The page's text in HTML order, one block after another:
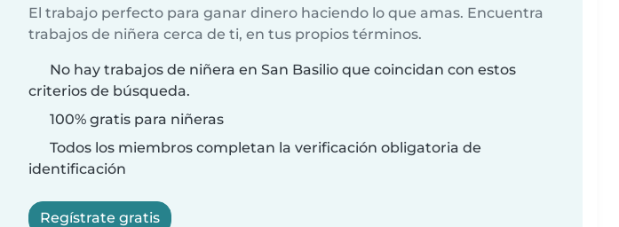
El trabajo perfecto para ganar dinero haciendo lo que amas. Encuentra
trabajos de niñera cerca de ti, en tus propios términos.
No hay trabajos de niñera en San Basilio que coincidan con estos
criterios de búsqueda.
100% gratis para niñeras
Todos los miembros completan la verificación obligatoria de
identificación
Regístrate gratis